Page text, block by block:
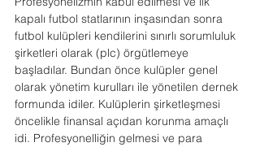
kapalı futbol statlarının inşasından sonra
futbol kulüpleri kendilerini sınırlı sorumluluk
şirketleri olarak (plc) örgütlemeye
başladılar. Bundan önce kulüpler genel
olarak yönetim kurulları ile yönetilen dernek
formunda idiler. Kulüplerin şirketleşmesi
öncelikle finansal açıdan korunma amaçlı
idi. Profesyonelliğin gelmesi ve para